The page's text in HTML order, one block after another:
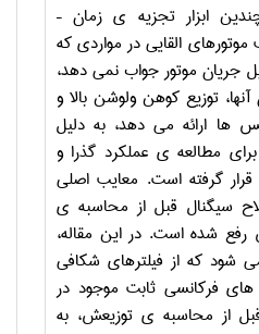
ابزار تجزیه ی زمان –
القایی در مواردی که
موتور جواب نمی دهد،
توزیع کوهن ولوشن بالا و
ها ارائه می دهد، به دلیل
مطالعه ی عملکرد گذرا و
گرفته است. معایب اصلی
سیگنال قبل از محاسبه ی
شده است. در این مقاله،
می شود که از فیلترهای شکافی
فرکانسی ثابت موجود در
از محاسبه ی توزیعش، به